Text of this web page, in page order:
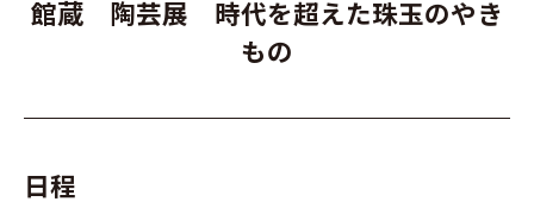
館蔵 陶芸展 時代を超えた珠玉のやき
もの
日程